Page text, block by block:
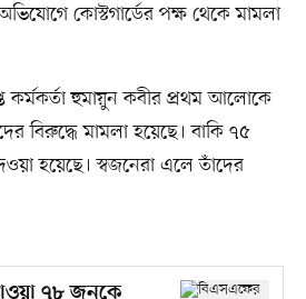
কোস্টগার্ডের পক্ষ থেকে মামলা
কর্মকর্তা হুমায়ুন কবীর প্রথম আলোকে
বিরুদ্ধে মামলা হয়েছে। বাকি ৭৫
হয়েছে। স্বজনেরা এলে তাঁদের